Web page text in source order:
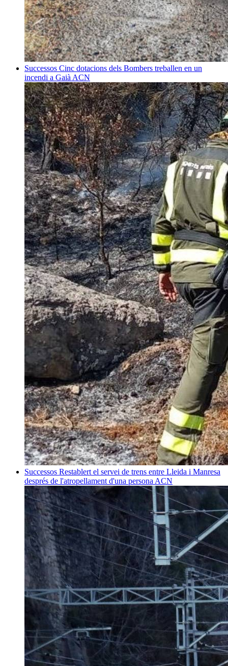
Successos Cinc dotacions dels Bombers treballen en un
incendi a Gaià ACN
Successos Restablert el servei de trens entre Lleida i Manresa
després de l'atropellament d'una persona ACN